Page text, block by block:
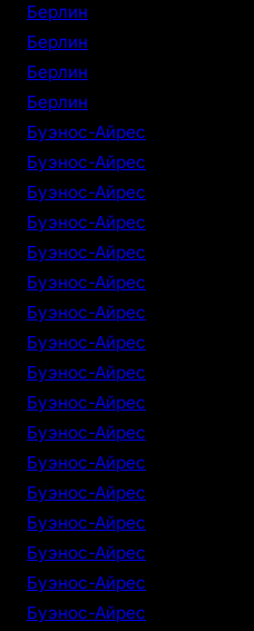
Берлин
Берлин
Берлин
Берлин
Буэнос-Айрес
Буэнос-Айрес
Буэнос-Айрес
Буэнос-Айрес
Буэнос-Айрес
Буэнос-Айрес
Буэнос-Айрес
Буэнос-Айрес
Буэнос-Айрес
Буэнос-Айрес
Буэнос-Айрес
Буэнос-Айрес
Буэнос-Айрес
Буэнос-Айрес
Буэнос-Айрес
Буэнос-Айрес
Буэнос-Айрес